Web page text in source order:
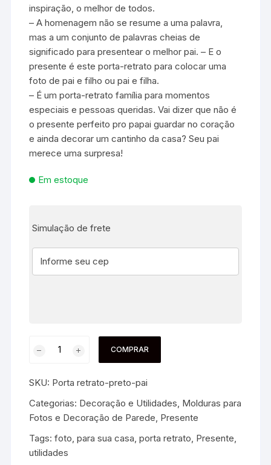
inspiração, o melhor de todos.
– A homenagem não se resume a uma palavra,
mas a um conjunto de palavras cheias de
significado para presentear o melhor pai. – E o
presente é este porta-retrato para colocar uma
foto de pai e filho ou pai e filha.
– É um porta-retrato família para momentos
especiais e pessoas queridas. Vai dizer que não é
o presente perfeito pro papai guardar no coração
e ainda decorar um cantinho da casa? Seu pai
merece uma surpresa!
Em estoque
Simulação de frete
COMPRAR
SKU: Porta retrato-preto-pai
Categorias: Decoração e Utilidades Molduras para
Fotos e Decoração de Parede Presente
Tags:foto ,para sua casa ,porta retrato Presente
utilidades